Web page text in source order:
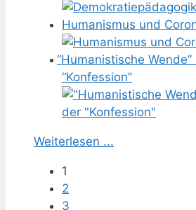
Humanismus und
“Humanistische
“Konfession”
Weiterlesen ...
1
2
3